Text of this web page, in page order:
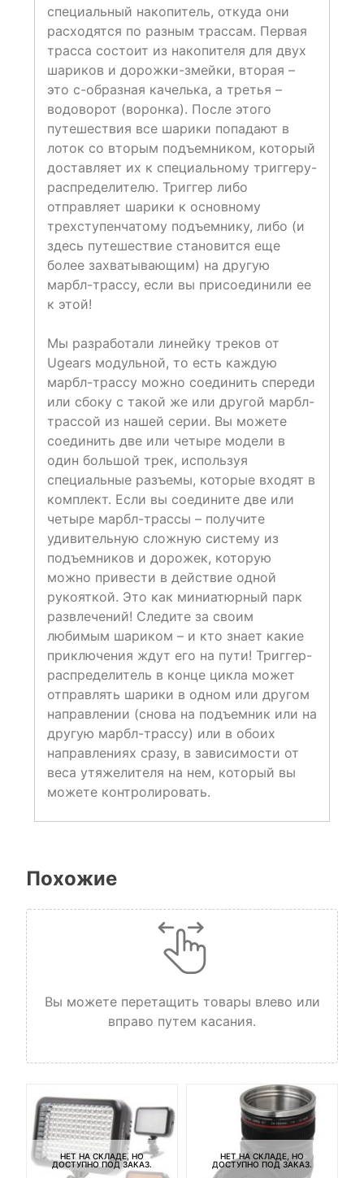
специальный накопитель, откуда они
расходятся по разным трассам. Первая
трасса состоит из накопителя для двух
шариков и дорожки-змейки, вторая –
это с-образная качелька, а третья –
водоворот (воронка). После этого
путешествия все шарики попадают в
лоток со вторым подъемником, который
доставляет их к специальному триггеру-
распределителю. Триггер либо
отправляет шарики к основному
трехступенчатому подъемнику, либо (и
здесь путешествие становится еще
более захватывающим) на другую
марбл-трассу, если вы присоединили ее
к этой!
Мы разработали линейку треков от
Ugears модульной, то есть каждую
марбл-трассу можно соединить спереди
или сбоку с такой же или другой марбл-
трассой из нашей серии. Вы можете
соединить две или четыре модели в
один большой трек, используя
специальные разъемы, которые входят в
комплект. Если вы соедините две или
четыре марбл-трассы – получите
удивительную сложную систему из
подъемников и дорожек, которую
можно привести в действие одной
рукояткой. Это как миниатюрный парк
развлечений! Следите за своим
любимым шариком – и кто знает какие
приключения ждут его на пути! Триггер-
распределитель в конце цикла может
отправлять шарики в одном или другом
направлении (снова на подъемник или на
другую марбл-трассу) или в обоих
направлениях сразу, в зависимости от
веса утяжелителя на нем, который вы
можете контролировать.
Похожие
Вы можете перетащить товары влево или
вправо путем касания.
НЕТ НА СКЛАДЕ, НО
ДОСТУПНО ПОД ЗАКАЗ.
НЕТ НА СКЛАДЕ, НО
ДОСТУПНО ПОД ЗАКАЗ.